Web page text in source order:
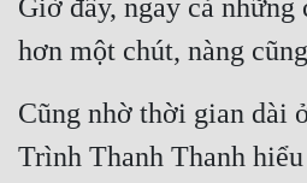
Giờ đây, ngay cả những
hơn một chút, nàng
Cũng nhờ thời gian dài
Trình Thanh Thanh